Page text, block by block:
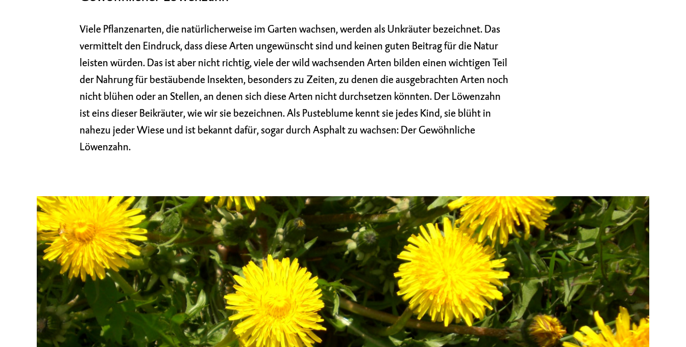
Viele Pflanzenarten, die natürlicherweise im Garten wachsen, werden als Unkräuter bezeichnet. Das
vermittelt den Eindruck, dass diese Arten ungewünscht sind und keinen guten Beitrag für die Natur
leisten würden. Das ist aber nicht richtig, viele der wild wachsenden Arten bilden einen wichtigen Teil
der Nahrung für bestäubende Insekten, besonders zu Zeiten, zu denen die ausgebrachten Arten noch
nicht blühen oder an Stellen, an denen sich diese Arten nicht durchsetzen könnten. Der Löwenzahn
ist eins dieser Beikräuter, wie wir sie bezeichnen. Als Pusteblume kennt sie jedes Kind, sie blüht in
nahezu jeder Wiese und ist bekannt dafür, sogar durch Asphalt zu wachsen: Der Gewöhnliche
Löwenzahn.